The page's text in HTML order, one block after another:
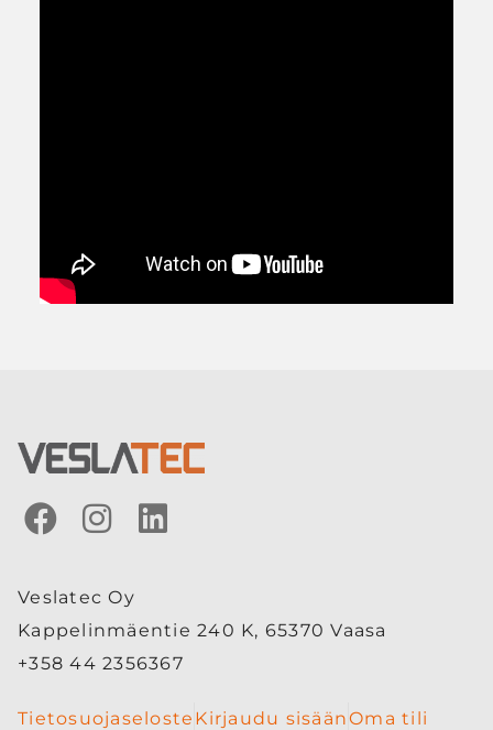
Veslatec Oy
Kappelinmäentie 240 K, 65370 Vaasa
+358 44 2356367
Tietosuojaseloste Kirjaudu sisäänOma tili